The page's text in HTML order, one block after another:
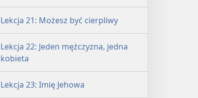
Lekcja 21: Możesz być cierpliwy
Lekcja 22: Jeden mężczyzna, jedna
kobieta
Lekcja 23: Imię Jehowa